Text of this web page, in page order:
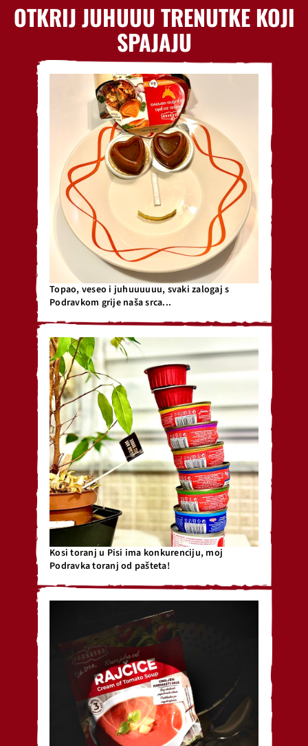
OTKRIJ JUHUUU TRENUTKE KOJI
SPAJAJU
Topao, veseo i juhuuuuuu, svaki zalogaj s
Podravkom grije naša srca...
Kosi toranj u Pisi ima konkurenciju, moj
Podravka toranj od pašteta!